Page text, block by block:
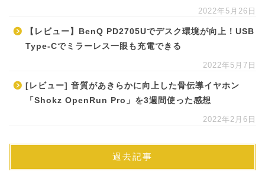
2022年5月26日
【レビュー】BenQ PD2705Uでデスク環境が向上！USB
Type-Cでミラーレス一眼も充電できる
2022年5月7日
[レビュー] 音質があきらかに向上した骨伝導イヤホン
「Shokz OpenRun Pro」を3週間使った感想
2022年2月6日
過去記事